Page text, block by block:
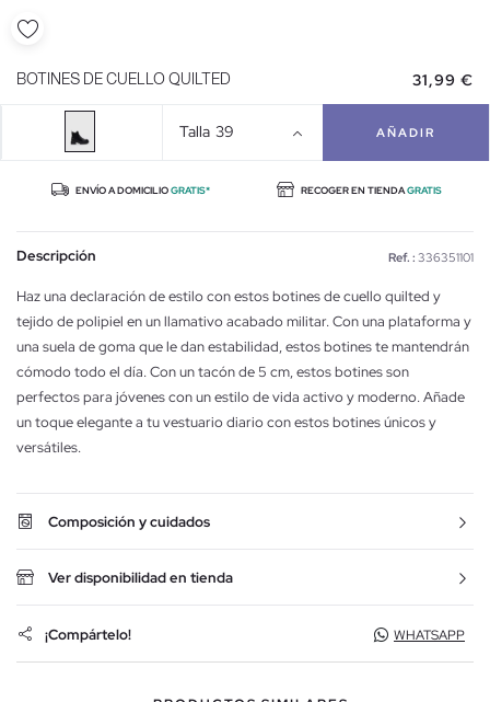
BOTINES DE CUELLO QUILTED 31,99 €
Talla 39 AÑADIR
ENVÍO A DOMICILIOGRATIS* RECOGER EN TIENDAGRATIS
Descripción Ref. : 336351101
Haz una declaración de estilo con estos botines de cuello quilted y
tejido de polipiel en un llamativo acabado militar. Con una plataforma y
una suela de goma que le dan estabilidad, estos botines te mantendrán
cómodo todo el día. Con un tacón de 5 cm, estos botines son
perfectos para jóvenes con un estilo de vida activo y moderno. Añade
un toque elegante a tu vestuario diario con estos botines únicos y
versátiles.
Composición y cuidados
Ver disponibilidad en tienda
¡Compártelo! WHATSAPP